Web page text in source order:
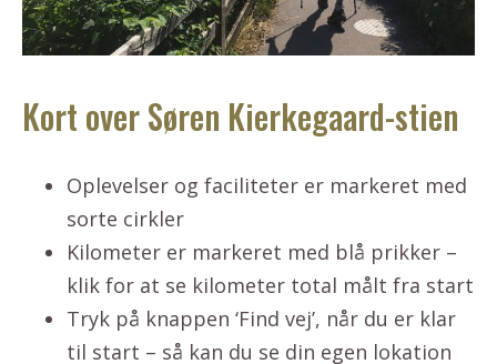
Kort over Søren Kierkegaard-stien
Oplevelser og faciliteter er markeret med
sorte cirkler
Kilometer er markeret med blå prikker –
klik for at se kilometer total målt fra start
Tryk på knappen ‘Find vej’, når du er klar
til start – så kan du se din egen lokation